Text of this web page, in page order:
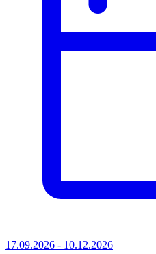
17.09.2026 - 10.12.2026